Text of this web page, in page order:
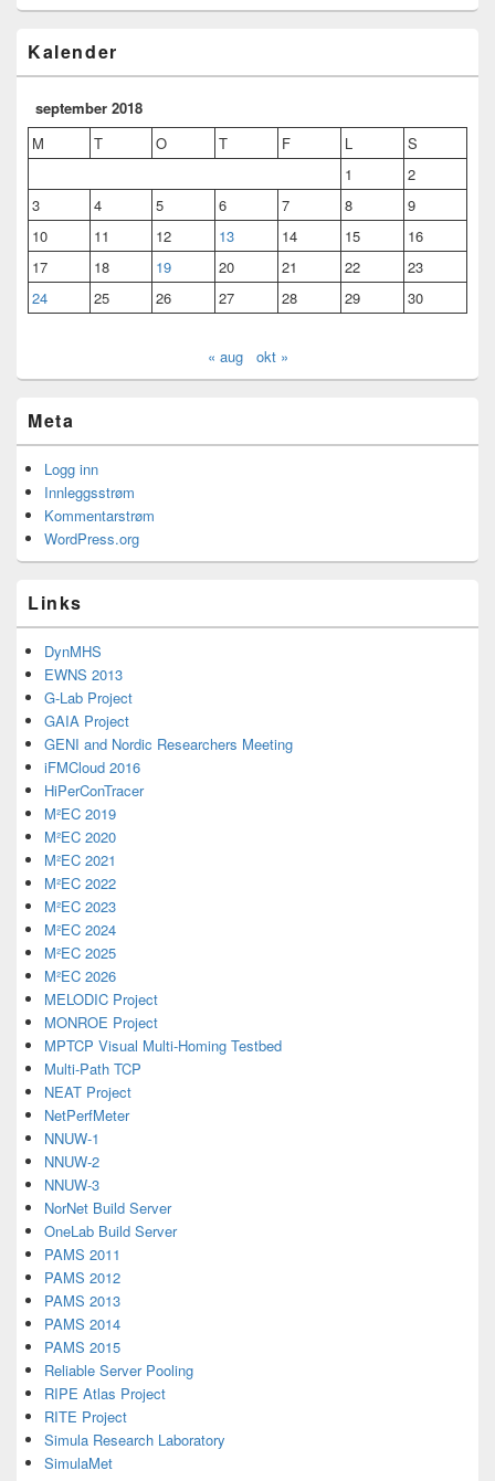
Kalender
september 2018
M
T O T F L
S
1
2
3
4 5 6 7 8
9
10
11 12 13 14 15
16
17
18 19 20 21 22
23
24
25 26 27 28 29 30
« aug okt »
Meta
Logg inn
Innleggsstrøm
Kommentarstrøm
WordPress.org
Links
DynMHS
EWNS 2013
G-Lab Project
GAIA Project
GENI and Nordic Researchers Meeting
iFMCloud 2016
HiPerConTracer
M²EC 2019
M²EC 2020
M²EC 2021
M²EC 2022
M²EC 2023
M²EC 2024
M²EC 2025
M²EC 2026
MELODIC Project
MONROE Project
MPTCP Visual Multi-Homing Testbed
Multi-Path TCP
NEAT Project
NetPerfMeter
NNUW-1
NNUW-2
NNUW-3
NorNet Build Server
OneLab Build Server
PAMS 2011
PAMS 2012
PAMS 2013
PAMS 2014
PAMS 2015
Reliable Server Pooling
RIPE Atlas Project
RITE Project
Simula Research Laboratory
SimulaMet